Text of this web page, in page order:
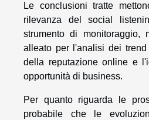
Le conclusioni tratte
rilevanza del social
strumento di monitoraggio,
alleato per l'analisi dei
della reputazione online e
opportunità di business.
Per quanto riguarda le
probabile che le